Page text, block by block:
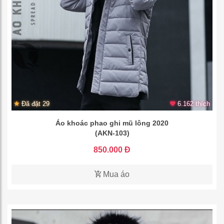
Đã đặt 29 6.162 thích
Áo khoác phao ghi mũ lông 2020
(AKN-103)
850.000 Đ
Mua áo